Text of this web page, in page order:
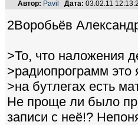
Автор: Pavil Дата: 03.02.11
2Воробьёв
>То, что наложения
>радиопрограмм это
>на бутлегах есть
Не проще ли было
записи с неё!?